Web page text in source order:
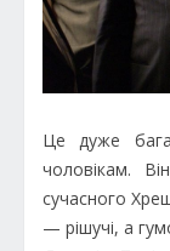
Це дуже
чоловікам.
сучасного
— рішучі, а